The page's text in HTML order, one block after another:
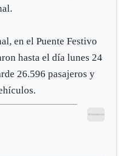
en el Puente Festivo
hasta el día lunes 24
26.596 pasajeros y